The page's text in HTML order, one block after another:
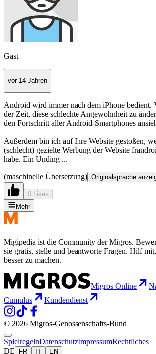
Gast
vor 14 Jahren
Android wird immer nach dem iPhone bedient.
der Zeit, diese schlechte Angewohnheit zu
den Fortschritt aller Android-Smartphones
Außerdem bin ich auf Ihre Website gestoßen,
(schlecht) gezielte Werbung der Website
habe. Ein Unding ...
(maschinelle Übersetzung) Originalsprache
0 Likes
Mehr
Migipedia ist die Community der Migros.
sie gratis, stelle und beantworte Fragen. Hilf
besser zu machen.
Migros Online
Cumulus
Kundendienst
© 2026 Migros-Genossenschafts-Bund
SpielregelnDatenschutzImpressumRechtliches
DE
FR IT EN